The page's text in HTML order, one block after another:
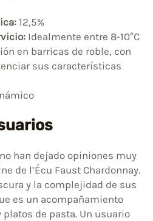
12,5%
Idealmente entre 8-10°C
en barricas de roble, con
sus características
han dejado opiniones muy
de l’Écu Faust Chardonnay.
y la complejidad de sus
es un acompañamiento
de pasta. Un usuario